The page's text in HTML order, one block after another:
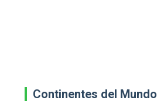
Continentes del Mundo